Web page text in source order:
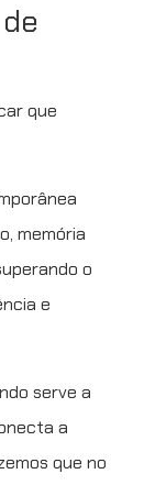
que
memória
o
e
serve a
a
que no